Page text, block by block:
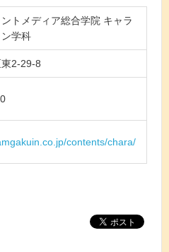
トメディア総合学院 キャラ
学科
2-29-8
contents/chara/